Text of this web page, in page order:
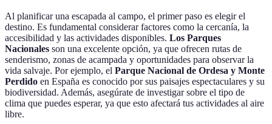
Al planificar una escapada al campo, el primer paso es elegir el
destino. Es fundamental considerar factores como la cercanía, la
accesibilidad y las actividades disponibles. Los Parques
Nacionales son una excelente opción, ya que ofrecen rutas de
senderismo, zonas de acampada y oportunidades para observar la
vida salvaje. Por ejemplo, el Parque Nacional de Ordesa y Monte
Perdido en España es conocido por sus paisajes espectaculares y su
biodiversidad. Además, asegúrate de investigar sobre el tipo de
clima que puedes esperar, ya que esto afectará tus actividades al aire
libre.